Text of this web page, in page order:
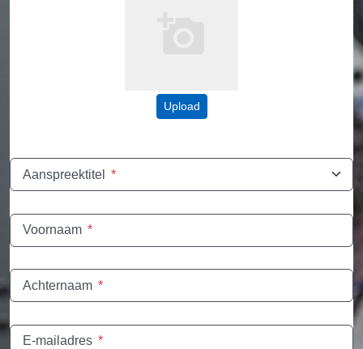
Upload
Aanspreektitel *
Voornaam *
Achternaam *
E-mailadres *